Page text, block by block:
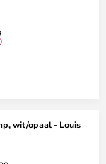
wit/opaal - Louis